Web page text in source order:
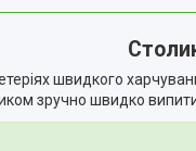
швидкого
зручно швидко